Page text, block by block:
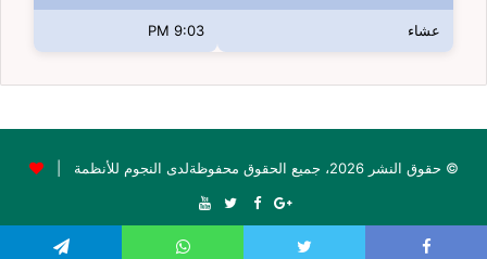
عشاء 9:03 PM
© حقوق النشر 2026، جميع الحقوق محفوظةلدى النجوم للأنظمة |